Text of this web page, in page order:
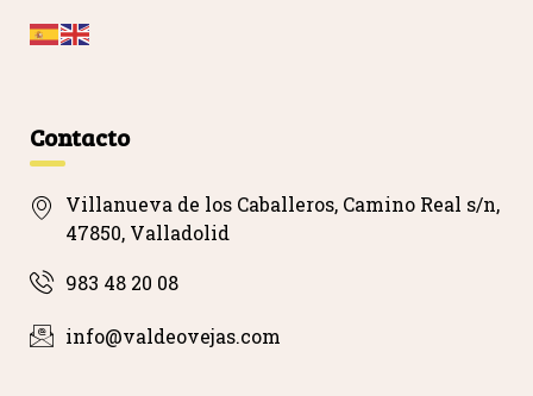
Contacto
Villanueva de los Caballeros, Camino Real s/n,
47850, Valladolid
983 48 20 08
info@valdeovejas.com